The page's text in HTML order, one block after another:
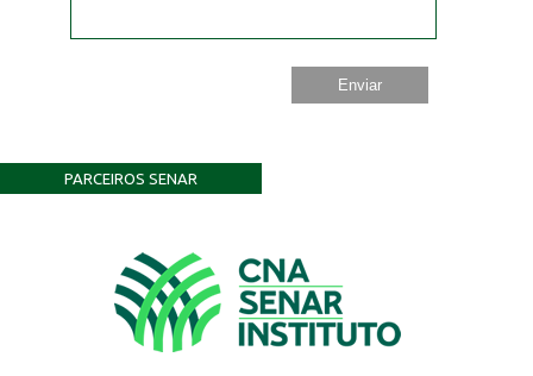
PARCEIROS SENAR